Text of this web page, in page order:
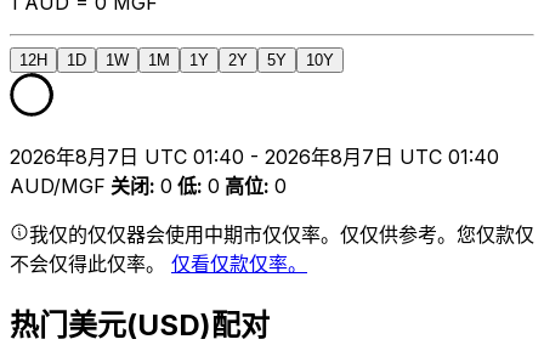
12H 1D 1W 1M 1Y 2Y 5Y 10Y
2026年8月7日 UTC 01:40 - 2026年8月7日 UTC 01:40
AUD/MGF 关闭: 0 低: 0 高位: 0
我仅的仅仅器会使用中期市仅仅率。仅仅供参考。您仅款仅
不会仅得此仅率。 仅看仅款仅率。
热门美元(USD)配对